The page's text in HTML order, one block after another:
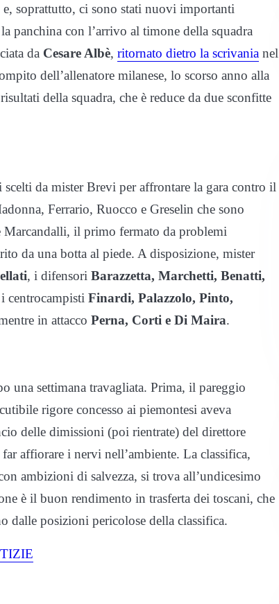
soprattutto, ci sono stati nuovi importanti
panchina con l’arrivo al timone della squadra
da Cesare Albè, ritornato dietro la scrivania nel
dell’allenatore milanese, lo scorso anno alla
della squadra, che è reduce da due sconfitte
da mister Brevi per affrontare la gara contro il
Ferrario, Ruocco e Greselin che sono
il primo fermato da problemi
da una botta al piede. A disposizione, mister
, i difensori Barazzetta, Marchetti, Benatti,
centrocampisti Finardi, Palazzolo, Pinto,
in attacco Perna, Corti e Di Maira.
una settimana travagliata. Prima, il pareggio
rigore concesso ai piemontesi aveva
delle dimissioni (poi rientrate) del direttore
affiorare i nervi nell’ambiente. La classifica,
ambizioni di salvezza, si trova all’undicesimo
è il buon rendimento in trasferta dei toscani, che
dalle posizioni pericolose della classifica.